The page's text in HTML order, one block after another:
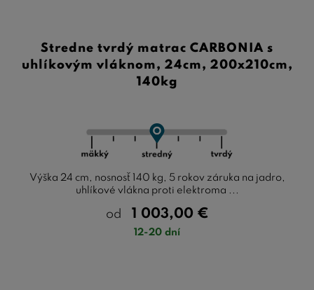
Stredne tvrdý matrac CARBONIA s
uhlíkovým vláknom, 24cm, 200x210cm,
140kg
Výška 24 cm, nosnosť 140 kg, 5 rokov záruka na jadro,
uhlíkové vlákna proti elektroma ...
od 1 003,00 €
12-20 dní